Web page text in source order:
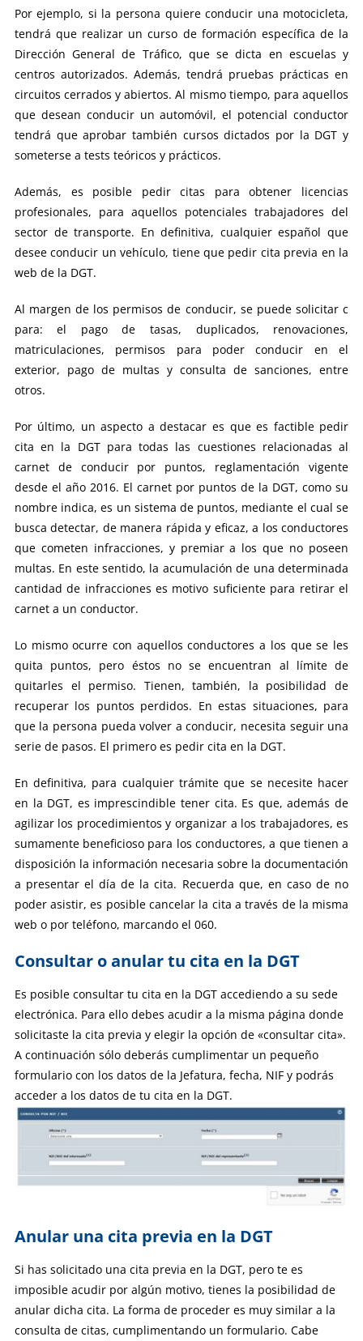
Por ejemplo, si la persona quiere conducir una motocicleta,
tendrá que realizar un curso de formación específica de la
Dirección General de Tráfico, que se dicta en escuelas y
centros autorizados. Además, tendrá pruebas prácticas en
circuitos cerrados y abiertos. Al mismo tiempo, para aquellos
que desean conducir un automóvil, el potencial conductor
tendrá que aprobar también cursos dictados por la DGT y
someterse a tests teóricos y prácticos.
Además, es posible pedir citas para obtener licencias
profesionales, para aquellos potenciales trabajadores del
sector de transporte. En definitiva, cualquier español que
desee conducir un vehículo, tiene que pedir cita previa en la
web de la DGT.
Al margen de los permisos de conducir, se puede solicitar c
para: el pago de tasas, duplicados, renovaciones,
matriculaciones, permisos para poder conducir en el
exterior, pago de multas y consulta de sanciones, entre
otros.
Por último, un aspecto a destacar es que es factible pedir
cita en la DGT para todas las cuestiones relacionadas al
carnet de conducir por puntos, reglamentación vigente
desde el año 2016. El carnet por puntos de la DGT, como su
nombre indica, es un sistema de puntos, mediante el cual se
busca detectar, de manera rápida y eficaz, a los conductores
que cometen infracciones, y premiar a los que no poseen
multas. En este sentido, la acumulación de una determinada
cantidad de infracciones es motivo suficiente para retirar el
carnet a un conductor.
Lo mismo ocurre con aquellos conductores a los que se les
quita puntos, pero éstos no se encuentran al límite de
quitarles el permiso. Tienen, también, la posibilidad de
recuperar los puntos perdidos. En estas situaciones, para
que la persona pueda volver a conducir, necesita seguir una
serie de pasos. El primero es pedir cita en la DGT.
En definitiva, para cualquier trámite que se necesite hacer
en la DGT, es imprescindible tener cita. Es que, además de
agilizar los procedimientos y organizar a los trabajadores, es
sumamente beneficioso para los conductores, a que tienen a
disposición la información necesaria sobre la documentación
a presentar el día de la cita. Recuerda que, en caso de no
poder asistir, es posible cancelar la cita a través de la misma
web o por teléfono, marcando el 060.
Consultar o anular tu cita en la DGT
Es posible consultar tu cita en la DGT accediendo a su sede
electrónica. Para ello debes acudir a la misma página donde
solicitaste la cita previa y elegir la opción de «consultar cita».
A continuación sólo deberás cumplimentar un pequeño
formulario con los datos de la Jefatura, fecha, NIF y podrás
acceder a los datos de tu cita en la DGT.
Anular una cita previa en la DGT
Si has solicitado una cita previa en la DGT, pero te es
imposible acudir por algún motivo, tienes la posibilidad de
anular dicha cita. La forma de proceder es muy similar a la
consulta de citas, cumplimentando un formulario. Cabe